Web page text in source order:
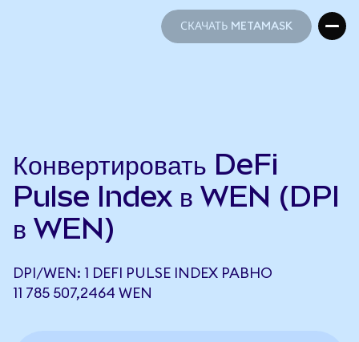
СКАЧАТЬ METAMASK
Конвертировать DeFi
Pulse Index в WEN (DPI
в WEN)
DPI/WEN: 1 DEFI PULSE INDEX РАВНО
11 785 507,2464 WEN